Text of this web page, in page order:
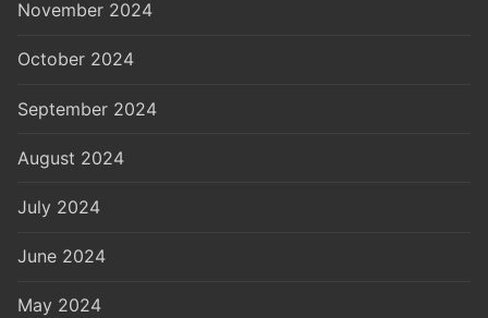
November 2024
October 2024
September 2024
August 2024
July 2024
June 2024
May 2024